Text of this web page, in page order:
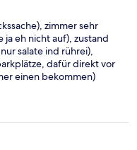
zimmer sehr
ja eh nicht auf), zustand
salate ind rührei),
dafür direkt vor
einen bekommen)